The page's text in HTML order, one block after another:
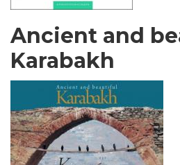
Ancient and
Karabakh